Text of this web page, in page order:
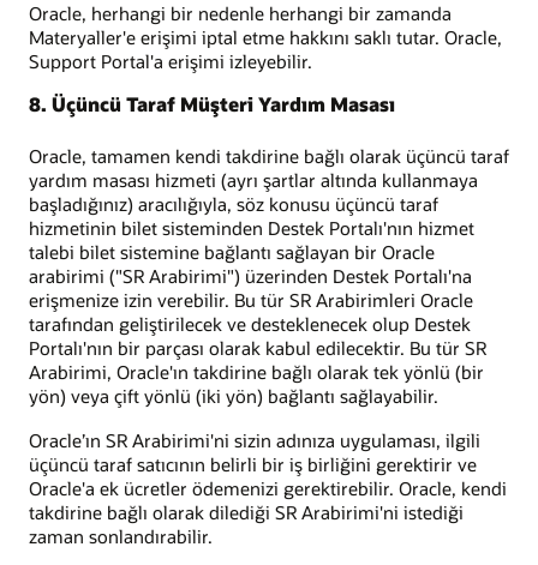
Oracle, herhangi bir nedenle herhangi bir zamanda
Materyaller'e erişimi iptal etme hakkını saklı tutar. Oracle,
Support Portal'a erişimi izleyebilir.
8. Üçüncü Taraf Müşteri Yardım Masası
Oracle, tamamen kendi takdirine bağlı olarak üçüncü taraf
yardım masası hizmeti (ayrı şartlar altında kullanmaya
başladığınız) aracılığıyla, söz konusu üçüncü taraf
hizmetinin bilet sisteminden Destek Portalı'nın hizmet
talebi bilet sistemine bağlantı sağlayan bir Oracle
arabirimi ("SR Arabirimi") üzerinden Destek Portalı'na
erişmenize izin verebilir. Bu tür SR Arabirimleri Oracle
tarafından geliştirilecek ve desteklenecek olup Destek
Portalı'nın bir parçası olarak kabul edilecektir. Bu tür SR
Arabirimi, Oracle'ın takdirine bağlı olarak tek yönlü (bir
yön) veya çift yönlü (iki yön) bağlantı sağlayabilir.
Oracle’ın SR Arabirimi'ni sizin adınıza uygulaması, ilgili
üçüncü taraf satıcının belirli bir iş birliğini gerektirir ve
Oracle'a ek ücretler ödemenizi gerektirebilir. Oracle, kendi
takdirine bağlı olarak dilediği SR Arabirimi'ni istediği
zaman sonlandırabilir.